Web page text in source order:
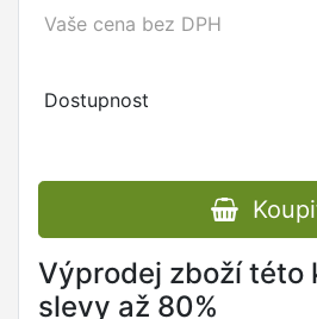
Vaše cena bez DPH
Dostupnost
Výprodej zboží této
slevy až 80%